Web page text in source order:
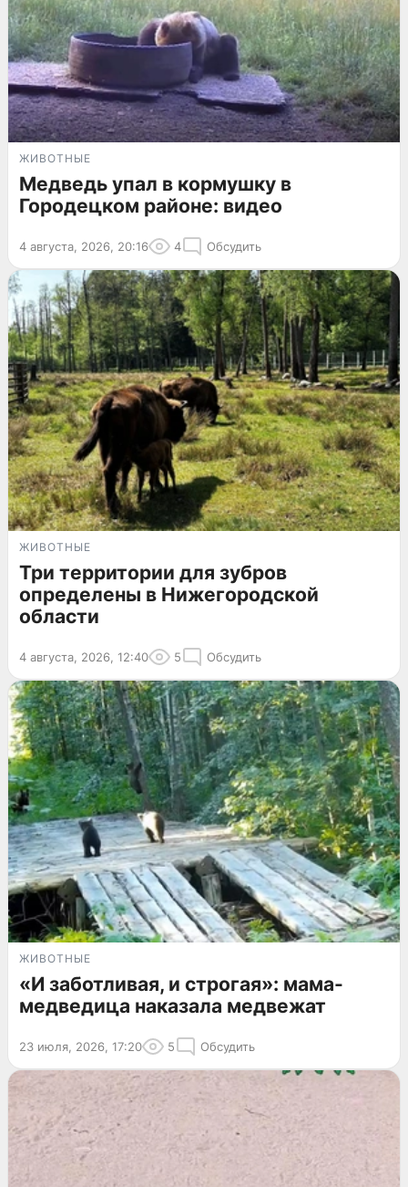
ЖИВОТНЫЕ
Медведь упал в кормушку в
Городецком районе: видео
4 августа, 2026, 20:16 4 Обсудить
ЖИВОТНЫЕ
Три территории для зубров
определены в Нижегородской
области
4 августа, 2026, 12:40 5 Обсудить
ЖИВОТНЫЕ
«И заботливая, и строгая»: мама-
медведица наказала медвежат
23 июля, 2026, 17:20 5 Обсудить